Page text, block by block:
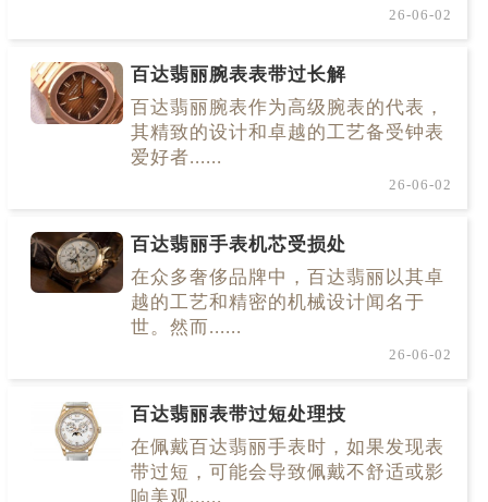
26-06-02
百达翡丽腕表表带过长解
百达翡丽腕表作为高级腕表的代表，
其精致的设计和卓越的工艺备受钟表
爱好者......
26-06-02
百达翡丽手表机芯受损处
在众多奢侈品牌中，百达翡丽以其卓
越的工艺和精密的机械设计闻名于
世。然而......
26-06-02
百达翡丽表带过短处理技
在佩戴百达翡丽手表时，如果发现表
带过短，可能会导致佩戴不舒适或影
响美观......